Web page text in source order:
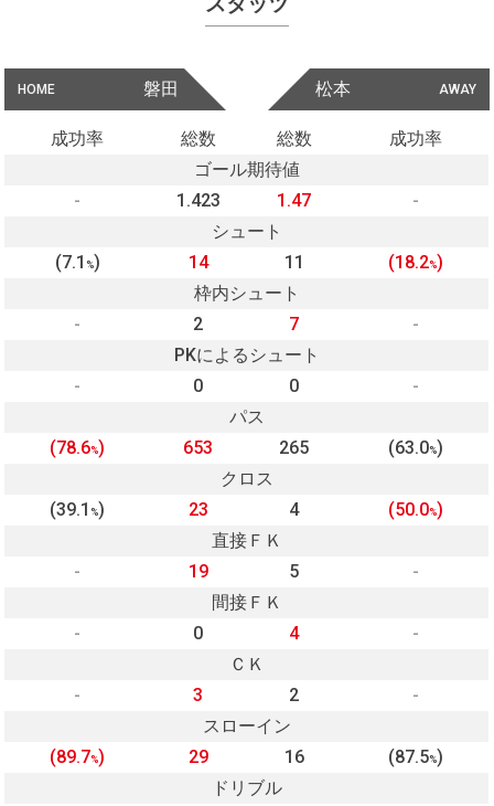
HOME 磐田 AWAY
松本
成功率 総数 総数
成功率
ゴール期待値
-
1.423 1.47
-
シュート
(7.1 %) 14 11 (18.2%)
枠内シュート
-
2 7
-
PKによるシュート
-
0 0
-
パス
(78.6%) 653 265 (63.0%)
クロス
(39.1%) 23 4 (50.0%)
直接ＦＫ
-
19 5
-
間接ＦＫ
-
0 4
-
ＣＫ
-
3 2
-
スローイン
(89.7%) 29 16 (87.5%)
ドリブル